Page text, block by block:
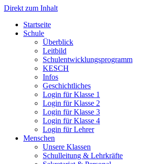
Direkt zum Inhalt
Start­sei­te
Schu­le
Über­blick
Leit­bild
Schul­ent­wick­lungs­pro­gramm
KESCH
Infos
Geschicht­li­ches
Log­in für Klas­se 1
Log­in für Klas­se 2
Log­in für Klas­se 3
Log­in für Klas­se 4
Log­in für Leh­rer
Men­schen
Unse­re Klas­sen
Schul­lei­tung & Lehr­kräf­te